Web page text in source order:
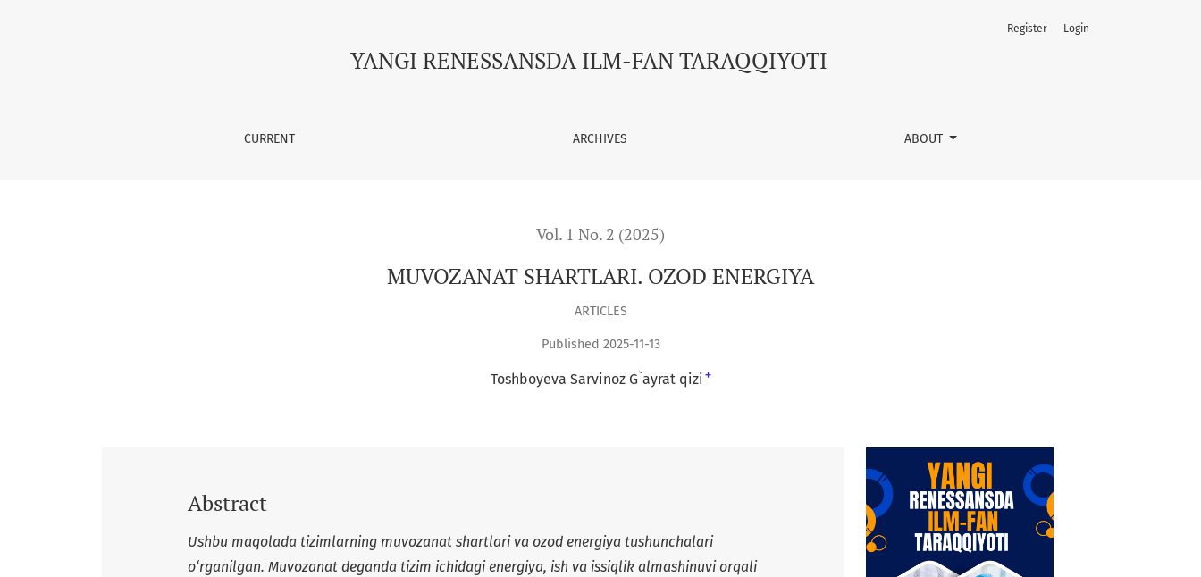
YANGI RENESSANSDA ILM-FAN TARAQQIYOTI
CURRENT ARCHIVES ABOUT
Register Login
Vol. 1 No. 2 (2025)
MUVOZANAT SHARTLARI. OZOD ENERGIYA
ARTICLES
Published 2025-11-13
Toshboyeva Sarvinoz G`ayrat qizi +
Abstract
Ushbu maqolada tizimlarning muvozanat shartlari va ozod energiya tushunchalari
o‘rganilgan. Muvozanat deganda tizim ichidagi energiya, ish va issiqlik almashinuvi orqali